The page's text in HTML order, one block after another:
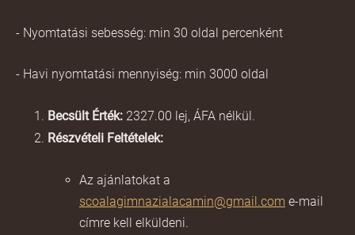
- Nyomtatási sebesség: min 30 oldal percenként
- Havi nyomtatási mennyiség: min 3000 oldal
Becsült Érték: 2327.00 lej, ÁFA nélkül.
Részvételi Feltételek:
Az ajánlatokat a
scoalagimnazialacamin@gmail.com e-mail
címre kell elküldeni.